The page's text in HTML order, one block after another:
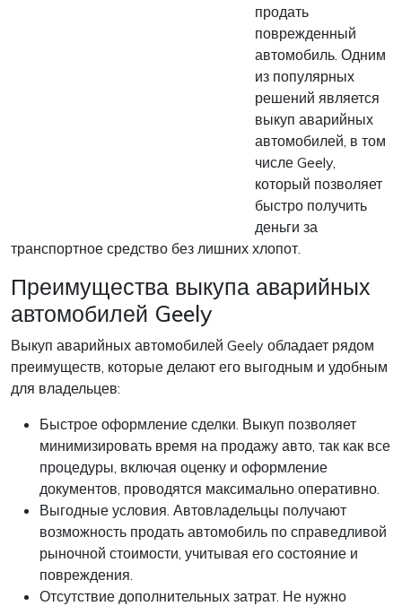
продать
поврежденный
автомобиль. Одним
из популярных
решений является
выкуп аварийных
автомобилей, в том
числе Geely,
который позволяет
быстро получить
деньги за
транспортное средство без лишних хлопот.
Преимущества выкупа аварийных
автомобилей Geely
Выкуп аварийных автомобилей Geely обладает рядом
преимуществ, которые делают его выгодным и удобным
для владельцев:
Быстрое оформление сделки. Выкуп позволяет
минимизировать время на продажу авто, так как все
процедуры, включая оценку и оформление
документов, проводятся максимально оперативно.
Выгодные условия. Автовладельцы получают
возможность продать автомобиль по справедливой
рыночной стоимости, учитывая его состояние и
повреждения.
Отсутствие дополнительных затрат. Не нужно